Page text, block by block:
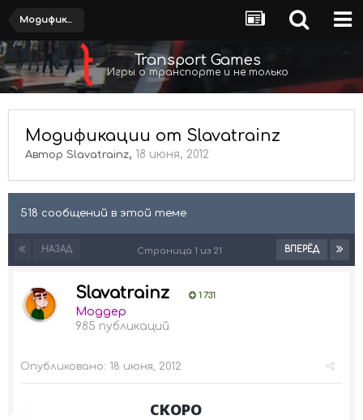
Модификации
Transport Games
Игры о транспорте и не только
Модификации от Slavatrainz
Автор Slavatrainz, 18 июня, 2012
518 сообщений в этой теме
НАЗАД ВПЕРЁД
Страница 1 из 21
Slavatrainz 1 731
Моддер
985 публикаций
Опубликовано: 18 июня, 2012
СКОРО